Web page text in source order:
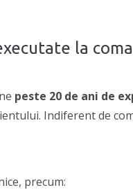
la
peste 20 de ani de
Indiferent de
precum: